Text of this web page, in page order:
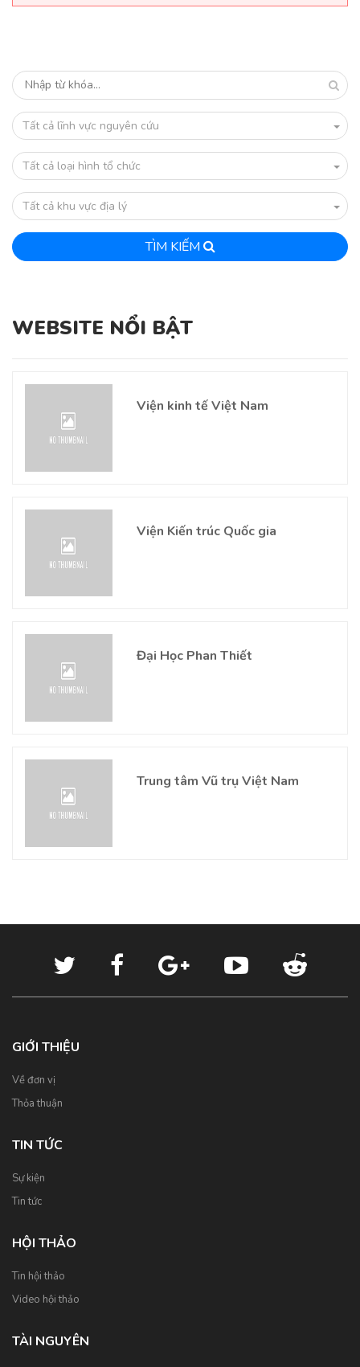
Tất cả lĩnh vực nguyên cứu
Tất cả loại hình tổ chức
Tất cả khu vực địa lý
TÌM KIẾM
WEBSITE NỔI BẬT
Viện kinh tế Việt Nam
Viện Kiến trúc Quốc gia
Đại Học Phan Thiết
Trung tâm Vũ trụ Việt Nam
GIỚI THIỆU
Về đơn vị
Thỏa thuận
TIN TỨC
Sự kiện
Tin tức
HỘI THẢO
Tin hội thảo
Video hội thảo
TÀI NGUYÊN